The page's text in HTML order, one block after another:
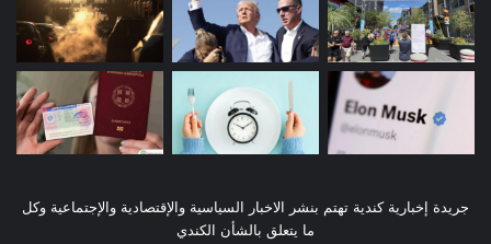
جريدة إخبارية كندية تهتم بنشر الاخبار السياسية والإقتصادية والإجتماعية وكل
ما يتعلق بالشأن الكندي